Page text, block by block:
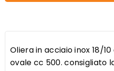
Oliera in acciaio inox 18/
ovale cc 500. consigliato